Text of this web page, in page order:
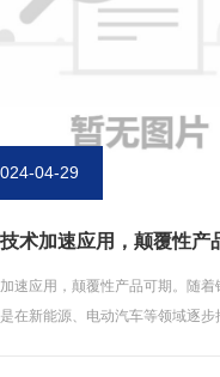
的用户同我们联系。
04-29
术加速应用，颠覆性产
速应用，颠覆性产品可期。随
在新能源、电动汽车等领域逐